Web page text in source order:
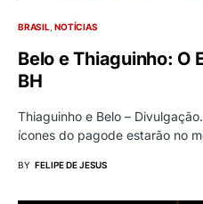
BRASIL NOTÍCIAS
Belo e Thiaguinho: O
BH
Thiaguinho e Belo –
ícones do pagode estarão no
BY FELIPE DE JESUS